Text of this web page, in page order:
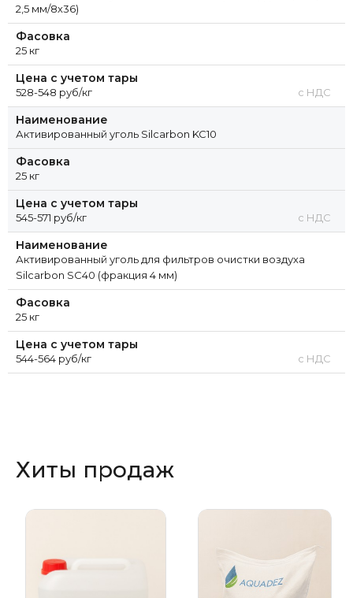
2,5 мм/8х36)
Фасовка
25 кг
Цена с учетом тары
528-548 руб/кг с НДС
Наименование
Активированный уголь Silcarbon KC10
Фасовка
25 кг
Цена с учетом тары
545-571 руб/кг с НДС
Наименование
Активированный уголь для фильтров очистки воздуха
Silcarbon SC40 (фракция 4 мм)
Фасовка
25 кг
Цена с учетом тары
544-564 руб/кг с НДС
Хиты продаж